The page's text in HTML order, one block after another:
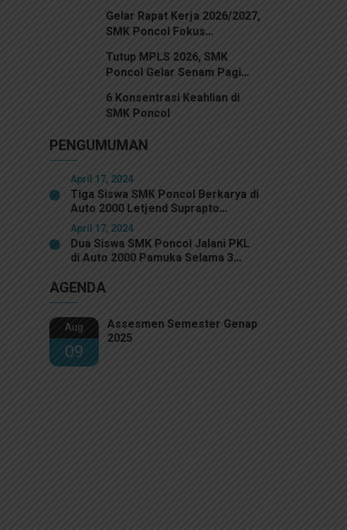
AutoGard Premium Spray
Paint
Gelar Rapat Kerja 2026/2027,
SMK Poncol Fokus
Kemajuan Sekolah
Tutup MPLS 2026, SMK
Poncol Gelar Senam Pagi
Kedisiplinan Bersama Kodim
0501 Jakarta Pusat
6 Konsentrasi Keahlian di
SMK Poncol
PENGUMUMAN
April 17, 2024
Tiga Siswa SMK Poncol Berkarya di
Auto 2000 Letjend Suprapto
Selama Program PKL
April 17, 2024
Dua Siswa SMK Poncol Jalani PKL
di Auto 2000 Pamuka Selama 3
AGENDA
Aug
09
Assesmen Semester Genap
2025